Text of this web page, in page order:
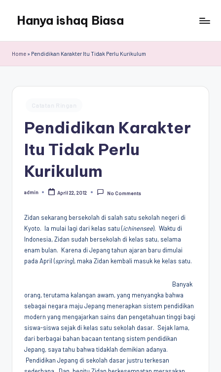
content
Hanya ishaq Biasa
Humas
Center
Peace,
(CPCD)
Hasanuddin,
Penggiat
Komunitas
Akademik
Diplomasi
Home » Pendidikan Karakter Itu Tidak Perlu Kurikulum
Pendidikan Karakter
Itu Tidak Perlu
Kurikulum
Posted
admin April 22, 2012 No Comments
Zidan sekarang bersekolah di salah satu sekolah negeri di
Kyoto. Ia mulai lagi dari kelas satu (ichinensee). Waktu di
Indonesia, Zidan sudah bersekolah di kelas satu, selama
enam bulan. Karena di Jepang tahun ajaran baru dimulai
pada April (spring), maka Zidan kembali masuk ke kelas satu.
Banyak
orang, terutama kalangan awam, yang menyangka bahwa
sebagai negara maju Jepang menerapkan sistem pendidikan
modern yang mengajarkan sains dan pengetahuan tinggi bagi
siswa-siswa sejak di kelas satu sekolah dasar. Sejak lama,
dari berbagai bahan bacaan tentang sistem pendidikan
Jepang, saya tahu bahwa tidaklah demikian adanya.
Pendidikan Jepang di sekolah dasar justru terkesan